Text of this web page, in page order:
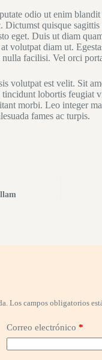
odio ut enim
Dictumst quisque
eget. Duis ut diam
volutpat diam ut.
facilisi. Vel orci
volutpat est velit. Sit
lobortis feugiat
morbi. Leo integer
fames ac turpis.
Los campos obligatorios
Correo electrónico *